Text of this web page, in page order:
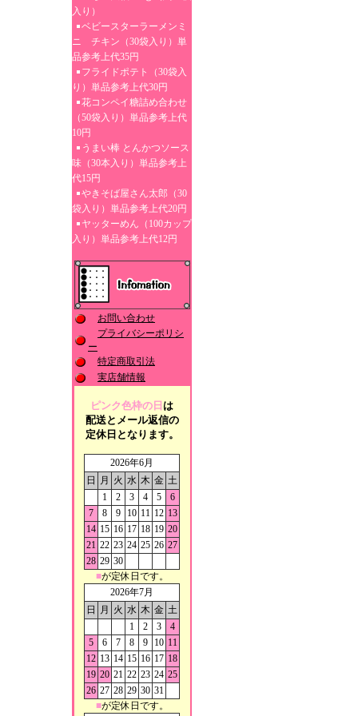
入り）
ベビースターラーメンミ
ニ チキン（30袋入り）単
品参考上代35円
フライドポテト（30袋入
り）単品参考上代30円
花コンペイ糖詰め合わせ
（50袋入り）単品参考上代
10円
うまい棒 とんかつソース
味（30本入り）単品参考上
代15円
やきそば屋さん太郎（30
袋入り）単品参考上代20円
ヤッターめん（100カップ
入り）単品参考上代12円
お問い合わせ
プライバシーポリシ
ー
特定商取引法
実店舗情報
ピンク色枠の日 は
配送とメール返信の
定休日となります。
2026年6月
日
月 火 水 木 金 土
1
2 3 4 5
6
7
8 9 10 11 12 13
14 15 16 17 18 19 20
21 22 23 24 25 26 27
28 29 30
■が定休日です。
2026年7月
日
月 火 水 木 金 土
1
2 3
4
5
6 7 8 9 10 11
12 13 14 15 16 17 18
19 20 21 22 23 24 25
26 27 28 29 30 31
■が定休日です。